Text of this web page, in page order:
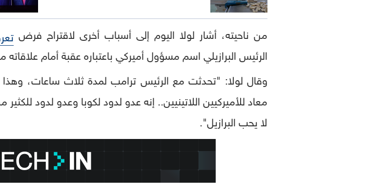
من ناحيته، أشار لولا اليوم إلى أسباب أخرى لاقتراح فرض
الرئيس البرازيلي اسم مسؤول أميركي باعتباره عقبة أمام
وقال لولا: "تحدثت مع الرئيس ترامب لمدة ثلاث ساعات، وهذا
معاد للأميركيين اللاتينيين.. إنه عدو لدود لكوبا وعدو لدود
لا يحب البرازيل".